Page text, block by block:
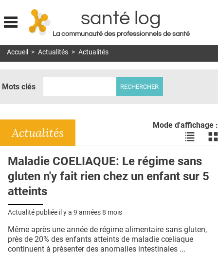
Jump to navigation
santé log
La communauté des professionnels de santé
MON COMPTE
DOSSIERS
RÉSEAUX
E-REVUE SAD
THÉMA
L'APP
PUBLICITÉ
Accueil > Actualités > Actualités
Mots clés
Mode d'affichage :
Voir
les
en
liste
les
Actualités
Maladie COELIAQUE: Le régime sans
gluten n'y fait rien chez un enfant sur 5
atteints
Actualité publiée il y a 9 années 8 mois
Même après une année de régime alimentaire sans gluten,
près de 20% des enfants atteints de maladie cœliaque
continuent à présenter des anomalies intestinales ...